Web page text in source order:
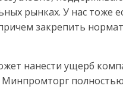
рынках. У нас тоже
закрепить
нанести ущерб